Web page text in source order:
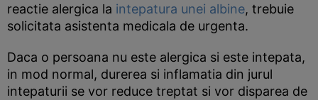
reactie alergica la intepatura unei albine, trebuie
solicitata asistenta medicala de urgenta.
Daca o persoana nu este alergica si este intepata,
in mod normal, durerea si inflamatia din jurul
intepaturii se vor reduce treptat si vor disparea de